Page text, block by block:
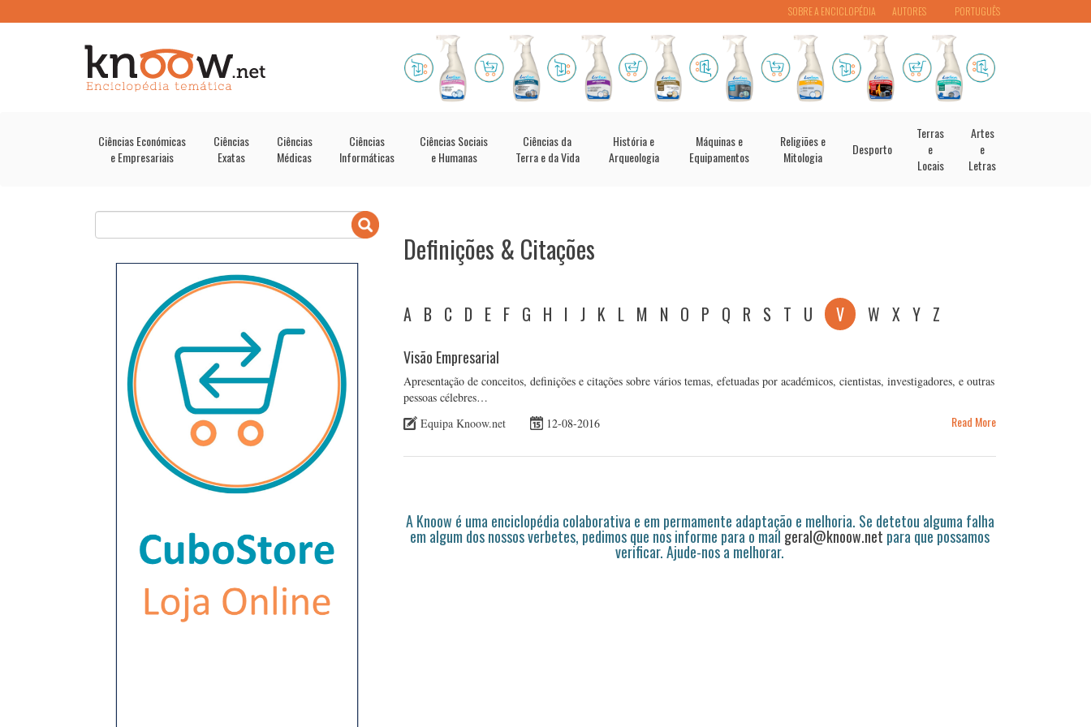
PORTUGUÊS
SOBRE A ENCICLOPÉDIA AUTORES
Ciências Económicas
e Empresariais
Ciências
Exatas
Ciências
Médicas
Ciências
Informáticas
Ciências Sociais
e Humanas
Ciências da
Terra e da Vida
História e
Arqueologia
Máquinas e
Equipamentos
Religiões e
Mitologia
Desporto
Terras
e
Locais
Artes
e
Letras
Definições & Citações
A B C D E F G H I J K L M N O P Q R S T U V W X Y Z
Visão Empresarial
Apresentação de conceitos, definições e citações sobre vários temas, efetuadas por académicos, cientistas, investigadores, e outras
pessoas célebres…
Equipa Knoow.net
12-08-2016 Read More
A Knoow é uma enciclopédia colaborativa e em permamente adaptação e melhoria. Se detetou alguma falha
em algum dos nossos verbetes, pedimos que nos informe para o mail geral@knoow.net para que possamos
verificar. Ajude-nos a melhorar.